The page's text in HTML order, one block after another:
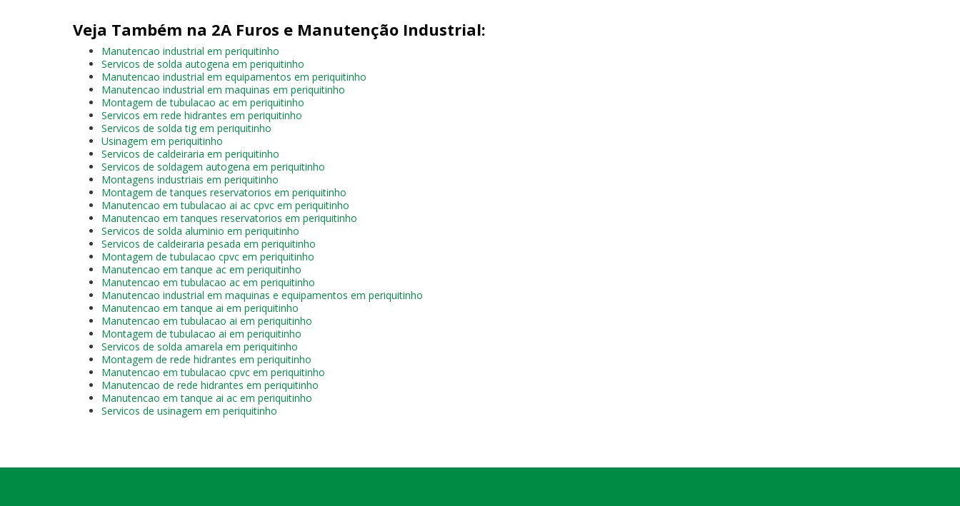
Veja Também na 2A Furos e Manutenção Industrial:
Manutencao industrial em periquitinho
Servicos de solda autogena em periquitinho
Manutencao industrial em equipamentos em periquitinho
Manutencao industrial em maquinas em periquitinho
Montagem de tubulacao ac em periquitinho
Servicos em rede hidrantes em periquitinho
Servicos de solda tig em periquitinho
Usinagem em periquitinho
Servicos de caldeiraria em periquitinho
Servicos de soldagem autogena em periquitinho
Montagens industriais em periquitinho
Montagem de tanques reservatorios em periquitinho
Manutencao em tubulacao ai ac cpvc em periquitinho
Manutencao em tanques reservatorios em periquitinho
Servicos de solda aluminio em periquitinho
Servicos de caldeiraria pesada em periquitinho
Montagem de tubulacao cpvc em periquitinho
Manutencao em tanque ac em periquitinho
Manutencao em tubulacao ac em periquitinho
Manutencao industrial em maquinas e equipamentos em periquitinho
Manutencao em tanque ai em periquitinho
Manutencao em tubulacao ai em periquitinho
Montagem de tubulacao ai em periquitinho
Servicos de solda amarela em periquitinho
Montagem de rede hidrantes em periquitinho
Manutencao em tubulacao cpvc em periquitinho
Manutencao de rede hidrantes em periquitinho
Manutencao em tanque ai ac em periquitinho
Servicos de usinagem em periquitinho